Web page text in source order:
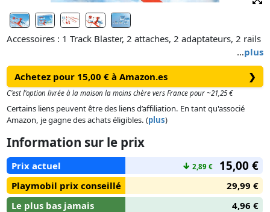
…plus
Accessoires : 1 Track Blaster, 2 attaches, 2 adaptateurs, 2 rails
Achetez pour 15,00 € à Amazon.es ❯
C'est l'option livrée à la maison la moins chère vers France pour ~21,25 €
Certains liens peuvent être des liens d’affiliation. En tant qu'associé
Amazon, je gagne des achats éligibles. (plus)
Information sur le prix
Prix actuel ↓ 2,89 € 15,00 €
Playmobil prix conseillé
29,99 €
Le plus bas jamais
4,96 €